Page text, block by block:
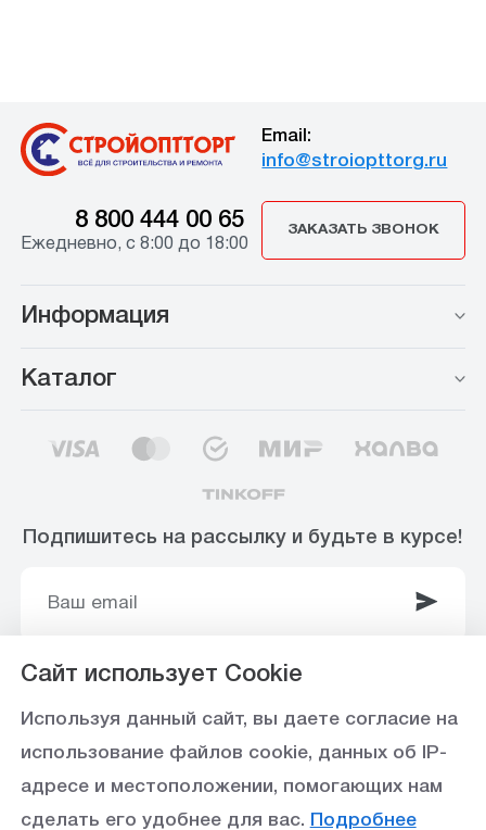
Email:
info@stroiopttorg.ru
8 800 444 00 65
Ежедневно, с 8:00 до 18:00
ЗАКАЗАТЬ ЗВОНОК
Информация
Каталог
Подпишитесь на рассылку и будьте в курсе!
Ставропольское отделение №5230 ПАО Сбербанк,
БИК 040702615
Сайт использует Cookie
Используя данный сайт, вы даете согласие на
использование файлов cookie, данных об IP-
адресе и местоположении, помогающих нам
сделать его удобнее для вас. Подробнее